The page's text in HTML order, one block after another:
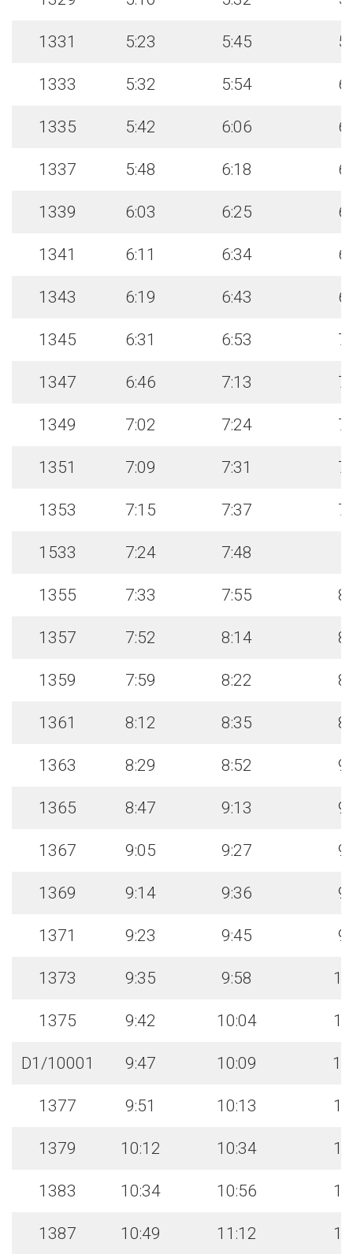
1331 5:23 5:45
1333 5:32 5:54
1335 5:42 6:06
1337 5:48 6:18
1339 6:03 6:25
1341 6:11 6:34
1343 6:19 6:43
1345 6:31 6:53
1347 6:46 7:13
1349 7:02 7:24
1351 7:09 7:31
1353 7:15 7:37
1533 7:24 7:48
1355 7:33 7:55
1357 7:52 8:14
1359 7:59 8:22
1361 8:12 8:35
1363 8:29 8:52
1365 8:47 9:13
1367 9:05 9:27
1369 9:14 9:36
1371 9:23 9:45
1373 9:35 9:58
1375 9:42 10:04
D1/10001 9:47 10:09
1377 9:51 10:13
1379 10:12 10:34
1383 10:34 10:56
1387 10:49 11:12